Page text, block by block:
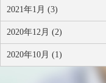
2021年1月 (3)
2020年12月 (2)
2020年10月 (1)